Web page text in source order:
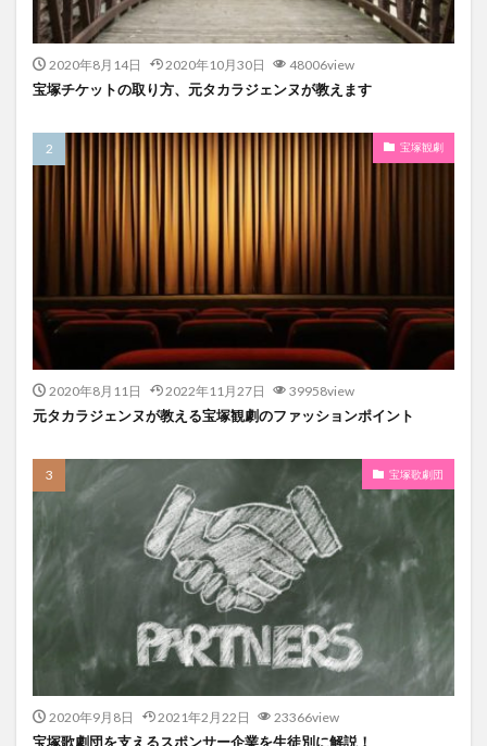
2020年8月14日 2020年10月30日 48006view
宝塚チケットの取り方、元タカラジェンヌが教えます
宝塚観劇
2020年8月11日 2022年11月27日 39958view
元タカラジェンヌが教える宝塚観劇のファッションポイント
宝塚歌劇団
2020年9月8日 2021年2月22日 23366view
宝塚歌劇団を支えるスポンサー企業を生徒別に解説！